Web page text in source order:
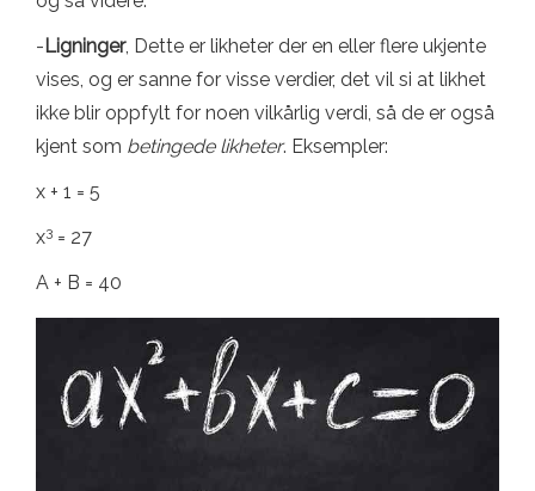
-Ligninger, Dette er likheter der en eller flere ukjente
vises, og er sanne for visse verdier, det vil si at likhet
ikke blir oppfylt for noen vilkårlig verdi, så de er også
kjent som betingede likheter. Eksempler:
x + 1 = 5
x3 = 27
A + B = 40